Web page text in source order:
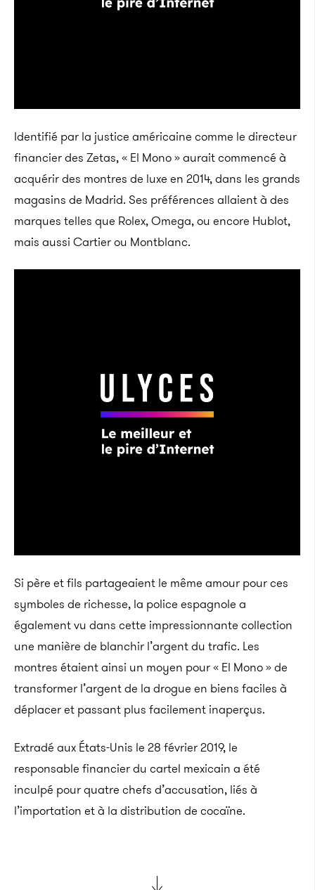
Identifié par la justice américaine comme le directeur
financier des Zetas, « El Mono » aurait commencé à
acquérir des montres de luxe en 2014, dans les grands
magasins de Madrid. Ses préférences allaient à des
marques telles que Rolex, Omega, ou encore Hublot,
mais aussi Cartier ou Montblanc.
Si père et fils partageaient le même amour pour ces
symboles de richesse, la police espagnole a
également vu dans cette impressionnante collection
une manière de blanchir l’argent du trafic. Les
montres étaient ainsi un moyen pour « El Mono » de
transformer l’argent de la drogue en biens faciles à
déplacer et passant plus facilement inaperçus.
Extradé aux États-Unis le 28 février 2019, le
responsable financier du cartel mexicain a été
inculpé pour quatre chefs d’accusation, liés à
l’importation et à la distribution de cocaïne.